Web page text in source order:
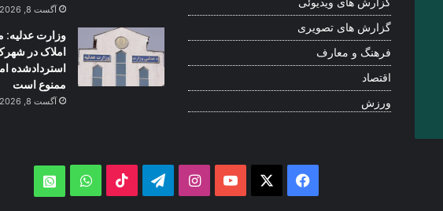
گزارش های تصویری
فرهنگ و معارف
اقتصاد
ورزش
آگست 8, 2026
وزارت عدلیه:
املاک در
استردادشده
ممنوع است
آگست 8, 2026
Facebook
YouTube
Instagram
Telegram
TikTok
WhatsApp